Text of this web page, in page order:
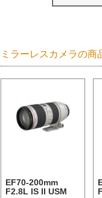
ミラーレスカメラの商
EF70-200mm
F2.8L IS II USM